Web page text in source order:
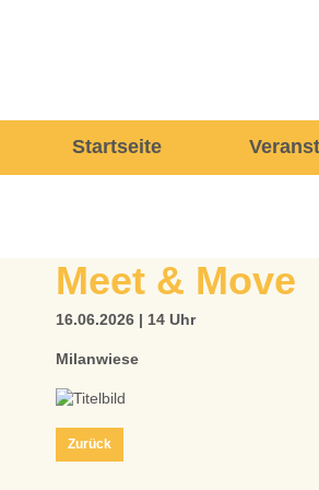
Startseite
Meet & Move
16.06.2026 | 14 Uhr
Milanwiese
Zurück